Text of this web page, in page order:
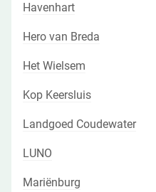
Havenhart
Hero van Breda
Het Wielsem
Kop Keersluis
Landgoed Coudewater
LUNO
Mariënburg